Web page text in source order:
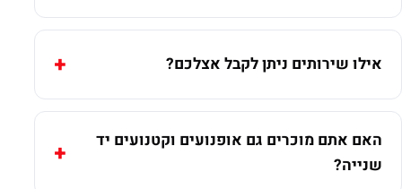
אילו שירותים ניתן לקבל אצלכם?
האם אתם מוכרים גם אופנועים וקטנועים יד
שנייה?